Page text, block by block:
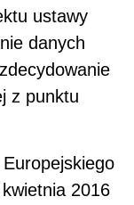
ustawy
danych
z punktu
2016